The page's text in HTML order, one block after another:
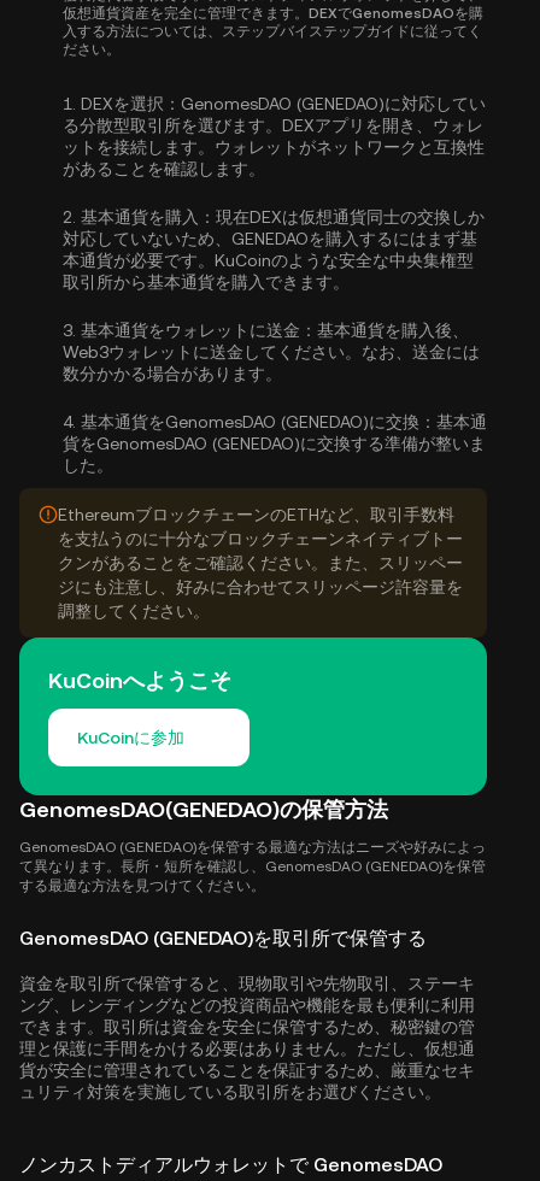
仮想通貨資産を完全に管理できます。DEXでGenomesDAOを購
入する方法については、ステップバイステップガイドに従ってく
ださい。
1. DEXを選択： GenomesDAO (GENEDAO)に対応してい
る分散型取引所を選びます。DEXアプリを開き、ウォレ
ットを接続します。ウォレットがネットワークと互換性
があることを確認します。
2. 基本通貨を購入： 現在DEXは仮想通貨同士の交換しか
対応していないため、GENEDAOを購入するにはまず基
本通貨が必要です。KuCoinのような安全な中央集権型
取引所から基本通貨を購入 できます。
3. 基本通貨をウォレットに送金： 基本通貨を購入後、
Web3ウォレットに送金してください。なお、送金には
数分かかる場合があります。
4. 基本通貨をGenomesDAO (GENEDAO)に交換： 基本通
貨をGenomesDAO (GENEDAO)に交換する準備が整いま
した。
EthereumブロックチェーンのETHなど、取引手数料
を支払うのに十分なブロックチェーンネイティブトー
クンがあることをご確認ください。また、スリッペー
ジにも注意し、好みに合わせてスリッページ許容量を
調整してください。
KuCoinへようこそ
KuCoinに参加
GenomesDAO(GENEDAO)の保管方法
GenomesDAO (GENEDAO)を保管する最適な方法はニーズや好みによっ
て異なります。長所・短所を確認し、GenomesDAO (GENEDAO)を保管
する最適な方法を見つけてください。
GenomesDAO (GENEDAO)を取引所で保管する
資金を取引所で保管すると、現物取引や先物取引、ステーキ
ング、レンディングなどの投資商品や機能を最も便利に利用
できます。取引所は資金を安全に保管するため、秘密鍵の管
理と保護に手間をかける必要はありません。ただし、仮想通
貨が安全に管理されていることを保証するため、厳重なセキ
ュリティ対策を実施している取引所をお選びください。
ノンカストディアルウォレットで GenomesDAO